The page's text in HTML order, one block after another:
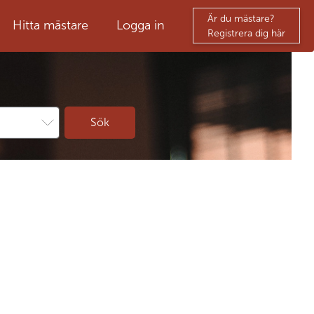
Hitta mästare Logga in
Är du mästare?
Registrera dig här
Sök